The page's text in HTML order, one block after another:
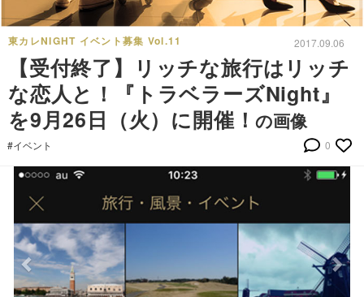
東カレNIGHT イベント募集 Vol.11 2017.09.06
【受付終了】リッチな旅行はリッチ
な恋人と！『トラベラーズNight』
を9月26日（火）に開催！の画像
#イベント 0